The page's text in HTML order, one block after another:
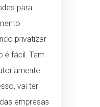
para
privatizar
é fácil. Tem
vai ter
empresas